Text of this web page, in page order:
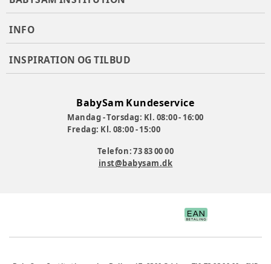
INFO
INSPIRATION OG TILBUD
BabySam Kundeservice
Mandag - Torsdag: Kl. 08:00 - 16:00
Fredag: Kl. 08:00 - 15:00
Telefon: 73 83 00 00
inst@babysam.dk